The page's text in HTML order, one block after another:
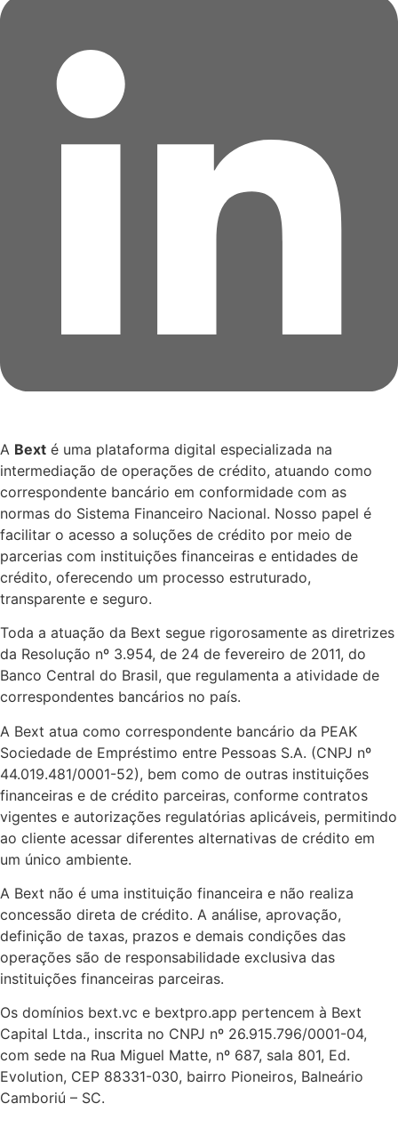
A Bext é uma plataforma digital especializada na
intermediação de operações de crédito, atuando como
correspondente bancário em conformidade com as
normas do Sistema Financeiro Nacional. Nosso papel é
facilitar o acesso a soluções de crédito por meio de
parcerias com instituições financeiras e entidades de
crédito, oferecendo um processo estruturado,
transparente e seguro.
Toda a atuação da Bext segue rigorosamente as diretrizes
da Resolução nº 3.954, de 24 de fevereiro de 2011, do
Banco Central do Brasil, que regulamenta a atividade de
correspondentes bancários no país.
A Bext atua como correspondente bancário da PEAK
Sociedade de Empréstimo entre Pessoas S.A. (CNPJ nº
44.019.481/0001-52), bem como de outras instituições
financeiras e de crédito parceiras, conforme contratos
vigentes e autorizações regulatórias aplicáveis, permitindo
ao cliente acessar diferentes alternativas de crédito em
um único ambiente.
A Bext não é uma instituição financeira e não realiza
concessão direta de crédito. A análise, aprovação,
definição de taxas, prazos e demais condições das
operações são de responsabilidade exclusiva das
instituições financeiras parceiras.
Os domínios bext.vc e bextpro.app pertencem à Bext
Capital Ltda., inscrita no CNPJ nº 26.915.796/0001-04,
com sede na Rua Miguel Matte, nº 687, sala 801, Ed.
Evolution, CEP 88331-030, bairro Pioneiros, Balneário
Camboriú – SC.